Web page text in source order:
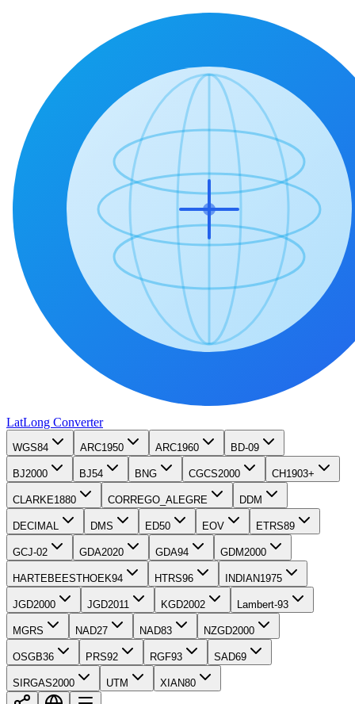
LatLong Converter
WGS84 ARC1950 ARC1960 BD-09
BJ2000 BJ54 BNG CGCS2000 CH1903+
CLARKE1880 CORREGO_ALEGRE DDM
DECIMAL DMS ED50 EOV ETRS89
GCJ-02 GDA2020 GDA94 GDM2000
HARTEBEESTHOEK94 HTRS96 INDIAN1975
JGD2000 JGD2011 KGD2002 Lambert-93
MGRS NAD27 NAD83 NZGD2000
OSGB36 PRS92 RGF93 SAD69
SIRGAS2000 UTM XIAN80